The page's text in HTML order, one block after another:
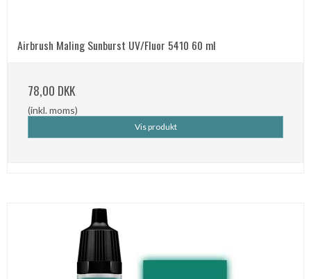
Airbrush Maling Sunburst UV/Fluor 5410 60 ml
78,00 DKK
(inkl. moms)
Vis produkt